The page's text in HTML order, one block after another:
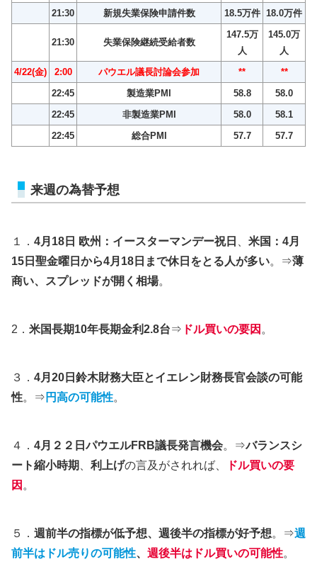
21:30 新規失業保険申請件数 18.5万件 18.0万件
21:30 失業保険継続受給者数
147.5万
人
145.0万
人
4/22(金)
2:00 パウエル議長討論会参加 **
**
22:45
製造業PMI 58.8
58.0
22:45
非製造業PMI 58.0
58.1
22:45
総合PMI 57.7 57.7
来週の為替予想
１． 4月18日 欧州：イースターマンデー祝日
米国：4月
15日聖金曜日から4月18日まで休日をとる人が多い。⇒薄
商い、スプレッドが開く相場。
2． 米国長期10年長期金利2.8台⇒ ドル買いの要因 。
３． 4月20日鈴木財務大臣とイエレン財務長官会談の可能
性。⇒ 円高の可能性。
４． 4月２２日パウエルFRB議長発言機会。⇒バランスシ
ート縮小時期
利上げの言及がされれば、
ドル買いの要
因 。
５． 週前半の指標が低予想、週後半の指標が好予想。⇒週
前半はドル売りの可能性、 週後半はドル買いの可能性。